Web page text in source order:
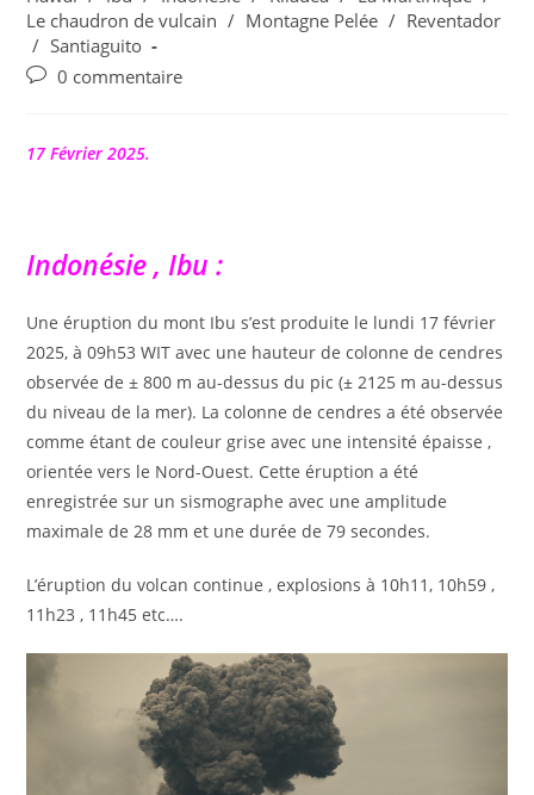
publication :
Le chaudron de vulcain / Montagne Pelée / Reventador
/ Santiaguito
Commentaires
publication :
0 commentaire
17 Février 2025.
Indonésie , Ibu :
Une éruption du mont Ibu s’est produite le lundi 17 février
2025, à 09h53 WIT avec une hauteur de colonne de cendres
observée de ± 800 m au-dessus du pic (± 2125 m au-dessus
du niveau de la mer). La colonne de cendres a été observée
comme étant de couleur grise avec une intensité épaisse ,
orientée vers le Nord-Ouest. Cette éruption a été
enregistrée sur un sismographe avec une amplitude
maximale de 28 mm et une durée de 79 secondes.
L’éruption du volcan continue , explosions à 10h11, 10h59 ,
11h23 , 11h45 etc….